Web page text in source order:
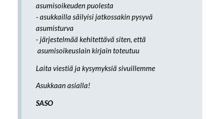
asumisoikeuden puolesta
- asukkailla säilyisi jatkossakin pysyvä
asumisturva
- järjestelmää kehitettävä siten, että
asumisoikeuslain kirjain toteutuu
Laita viestiä ja kysymyksiä sivuillemme
Asukkaan asialla!
SASO